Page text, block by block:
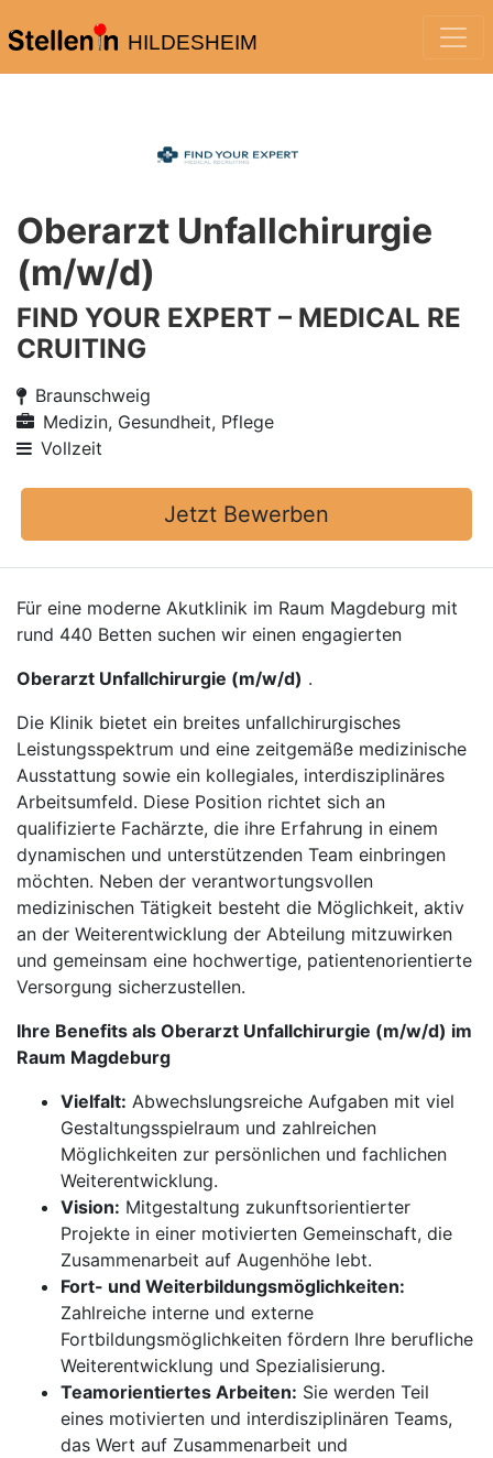
HILDESHEIM
Oberarzt Unfallchirurgie
(m/w/d)
FIND YOUR EXPERT – MEDICAL RE
CRUITING
Braunschweig
Medizin, Gesundheit, Pflege
Vollzeit
Jetzt Bewerben
Für eine moderne Akutklinik im Raum Magdeburg mit
rund 440 Betten suchen wir einen engagierten
Oberarzt Unfallchirurgie (m/w/d) .
Die Klinik bietet ein breites unfallchirurgisches
Leistungsspektrum und eine zeitgemäße medizinische
Ausstattung sowie ein kollegiales, interdisziplinäres
Arbeitsumfeld. Diese Position richtet sich an
qualifizierte Fachärzte, die ihre Erfahrung in einem
dynamischen und unterstützenden Team einbringen
möchten. Neben der verantwortungsvollen
medizinischen Tätigkeit besteht die Möglichkeit, aktiv
an der Weiterentwicklung der Abteilung mitzuwirken
und gemeinsam eine hochwertige, patientenorientierte
Versorgung sicherzustellen.
Ihre Benefits als Oberarzt Unfallchirurgie (m/w/d) im
Raum Magdeburg
Vielfalt: Abwechslungsreiche Aufgaben mit viel
Gestaltungsspielraum und zahlreichen
Möglichkeiten zur persönlichen und fachlichen
Weiterentwicklung.
Vision: Mitgestaltung zukunftsorientierter
Projekte in einer motivierten Gemeinschaft, die
Zusammenarbeit auf Augenhöhe lebt.
Fort- und Weiterbildungsmöglichkeiten:
Zahlreiche interne und externe
Fortbildungsmöglichkeiten fördern Ihre berufliche
Weiterentwicklung und Spezialisierung.
Teamorientiertes Arbeiten: Sie werden Teil
eines motivierten und interdisziplinären Teams,
das Wert auf Zusammenarbeit und